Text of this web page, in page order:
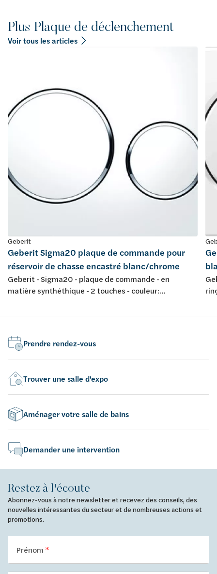
Plus Plaque de déclenchement
Voir tous les articles
Geberit
Geberit Sigma20 plaque de commande pour
réservoir de chasse encastré blanc/chrome
Geberit - Sigma20 - plaque de commande - en
matière synthéthique - 2 touches - couleur:
Prendre rendez-vous
Trouver une salle d'expo
Aménager votre salle de bains
Demander une intervention
Restez à l'écoute
Abonnez-vous à notre newsletter et recevez des conseils, des
nouvelles intéressantes du secteur et de nombreuses actions et
promotions.
Prénom